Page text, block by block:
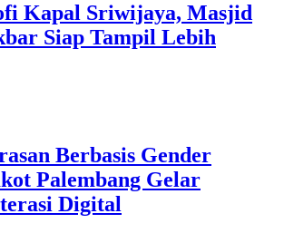
Kapal Sriwijaya, Masjid
Siap Tampil Lebih
Berbasis Gender
Palembang Gelar
Digital